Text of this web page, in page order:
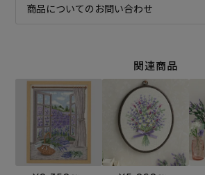
商品についてのお問い合わせ
関連商品